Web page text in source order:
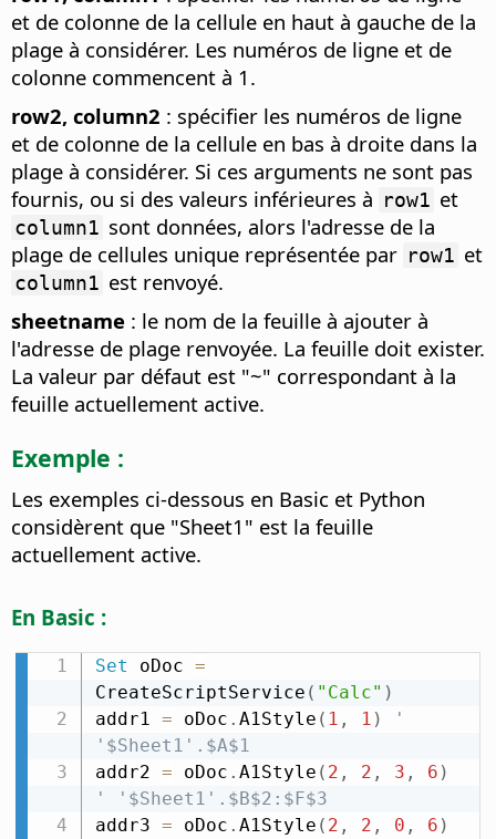
et de colonne de la cellule en haut à gauche de la
plage à considérer. Les numéros de ligne et de
colonne commencent à 1.
row2, column2 : spécifier les numéros de ligne
et de colonne de la cellule en bas à droite dans la
plage à considérer. Si ces arguments ne sont pas
fournis, ou si des valeurs inférieures à row1 et
column1 sont données, alors l'adresse de la
plage de cellules unique représentée par row1 et
column1 est renvoyé.
sheetname : le nom de la feuille à ajouter à
l'adresse de plage renvoyée. La feuille doit exister.
La valeur par défaut est "~" correspondant à la
feuille actuellement active.
Exemple :
Les exemples ci-dessous en Basic et Python
considèrent que "Sheet1" est la feuille
actuellement active.
En Basic :
Set oDoc =
CreateScriptService ( "Calc" )
addr1 = oDoc . A1Style ( 1 , 1 )
'
'$Sheet1'.$A$1
addr2 = oDoc . A1Style ( 2 , 2 , 3 , 6 )
' '$Sheet1'.$B$2:$F$3
addr3 = oDoc . A1Style ( 2 , 2 , 0 , 6 )